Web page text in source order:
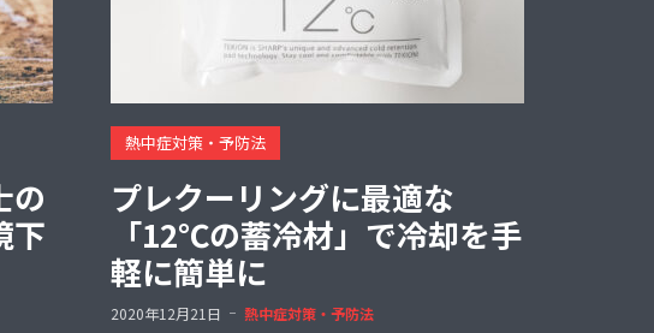
の
下
熱中症対策・予防法
プレクーリングに最適な
「12℃の蓄冷材」で冷却を手
軽に簡単に
2020年12月21日 熱中症対策・予防法